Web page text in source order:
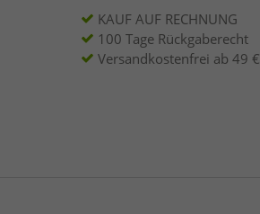
KAUF AUF RECHNUNG
100 Tage Rückgaberecht
Versandkostenfrei ab 49 €